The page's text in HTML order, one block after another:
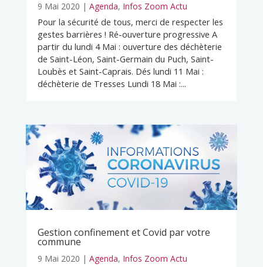
9 Mai 2020 | Agenda, Infos Zoom Actu
Pour la sécurité de tous, merci de respecter les
gestes barrières ! Ré-ouverture progressive A
partir du lundi 4 Mai : ouverture des déchèterie
de Saint-Léon, Saint-Germain du Puch, Saint-
Loubès et Saint-Caprais. Dés lundi 11 Mai :
déchèterie de Tresses Lundi 18 Mai :...
Gestion confinement et Covid par votre
commune
9 Mai 2020 | Agenda, Infos Zoom Actu